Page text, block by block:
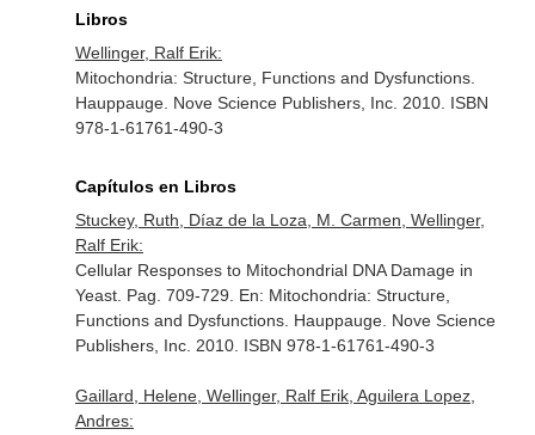
Libros
Wellinger, Ralf Erik:
Mitochondria: Structure, Functions and Dysfunctions.
Hauppauge. Nove Science Publishers, Inc. 2010. ISBN
978-1-61761-490-3
Capítulos en Libros
Stuckey, Ruth, Díaz de la Loza, M. Carmen, Wellinger,
Ralf Erik:
Cellular Responses to Mitochondrial DNA Damage in
Yeast. Pag. 709-729. En: Mitochondria: Structure,
Functions and Dysfunctions. Hauppauge. Nove Science
Publishers, Inc. 2010. ISBN 978-1-61761-490-3
Gaillard, Helene, Wellinger, Ralf Erik, Aguilera Lopez,
Andres: